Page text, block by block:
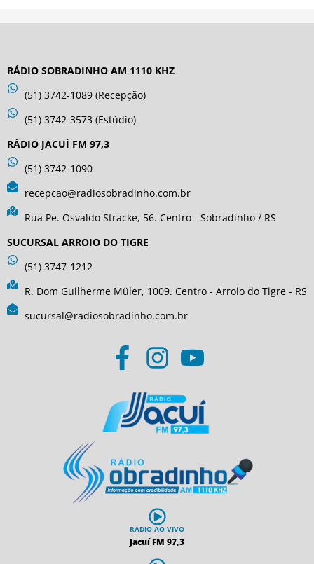
RÁDIO SOBRADINHO AM 1110 KHZ
(51) 3742-1089 (Recepção)
(51) 3742-3573 (Estúdio)
RÁDIO JACUÍ FM 97,3
(51) 3742-1090
recepcao@radiosobradinho.com.br
Rua Pe. Osvaldo Stracke, 56. Centro - Sobradinho / RS
SUCURSAL ARROIO DO TIGRE
(51) 3747-1212
R. Dom Guilherme Müler, 1009. Centro - Arroio do Tigre - RS
sucursal@radiosobradinho.com.br
RADIO AO VIVO
Jacuí FM 97,3